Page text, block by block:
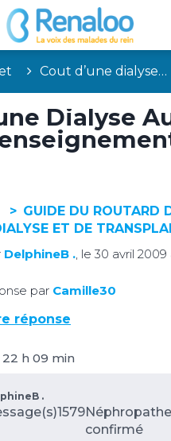
Cout d’une dialyse…
Dialyse
GUIDE DU ROUTARD
ET DE
DelphineB . , le 30 avril
par Camille30
réponse
h 09 min
.
Néphropathe
confirmé